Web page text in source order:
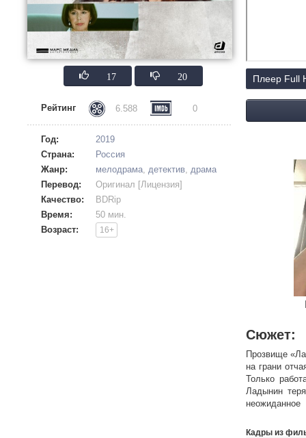
17 20
Рейтинг 6.588 0
Год:
2019
Страна:
Россия
Жанр:
мелодрама, детектив, драма
Перевод:
Оригинал [Лицензия]
Качество:
BDRip
Время:
50 мин.
Возраст:
16+
Плеер Full
Сюжет:
Прозвище
на грани
Только
Ладынин
в лечении
Кадры из